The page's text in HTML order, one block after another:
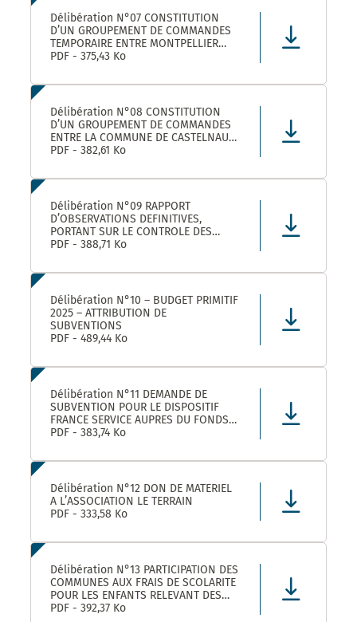
ADMINISTRATIVES DE BUREAU –
ADHÉSION AU GROUPEMENT DE CO
Délibération N°07 CONSTITUTION
D’UN GROUPEMENT DE COMMANDES
TEMPORAIRE ENTRE MONTPELLIER
MEDITERRANEE METROPOLE, LA VILLE
AUTRES ACHETEURS PUBLICS POUR LA
MATERIELS D’ENTRETIEN DES LOCAUX
– ADHÉS
PDF - 375,43 Ko
Délibération N°08 CONSTITUTION
D’UN GROUPEMENT DE COMMANDES
ENTRE LA COMMUNE DE CASTELNAU-
LE-LEZ, LE CENTRE COMMUNAL
LEZ ET SES ETABLISSEMENTS
LIVRAISON ET LA GESTION DE TITRES
RESTAURANT E
PDF - 382,61 Ko
Délibération N°09 RAPPORT
D’OBSERVATIONS DEFINITIVES,
PORTANT SUR LE CONTROLE DES
COMPTES ET DE LA GESTION DE
METROPOLE AU TITRE DES EXERCICES
PDF - 388,71 Ko
Délibération N°10 – BUDGET PRIMITIF
2025 – ATTRIBUTION DE
SUBVENTIONS
PDF - 489,44 Ko
Délibération N°11 DEMANDE DE
SUBVENTION POUR LE DISPOSITIF
FRANCE SERVICE AUPRES DU FONDS
NATIONAL D’AMENAGEMENT ET DE
DU FONDS NATIONAL FRANCE
PDF - 383,74 Ko
Délibération N°12 DON DE MATERIEL
A L’ASSOCIATION LE TERRAIN
PDF - 333,58 Ko
Délibération N°13 PARTICIPATION DES
COMMUNES AUX FRAIS DE SCOLARITE
POUR LES ENFANTS RELEVANT DES
DISPOSITIFS ULISS ET DAR
PDF - 392,37 Ko